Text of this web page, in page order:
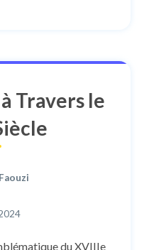
Travers le
du XVIIIe